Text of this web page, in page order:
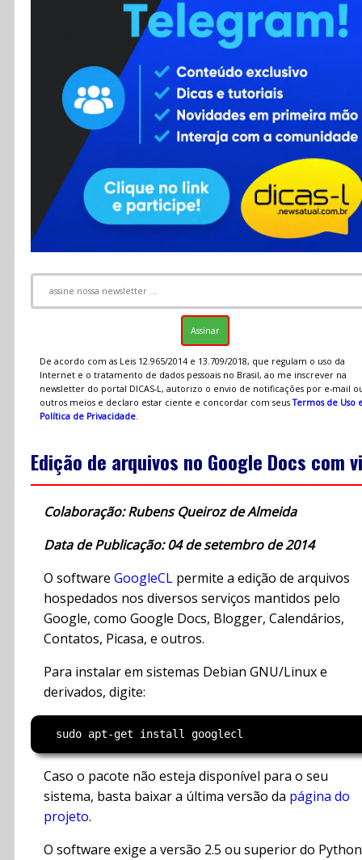
Contato
RSS
De acordo com as Leis 12.965/2014 e 13.709/2018, que regulam o uso da
Internet e o tratamento de dados pessoais no Brasil, ao me inscrever na
newsletter do portal DICAS-L, autorizo o envio de notificações por e-mail
outros meios e declaro estar ciente e concordar com seusTermos de Uso
Política de Privacidade.
Edição de arquivos no Google Docs com
Colaboração: Rubens Queiroz de Almeida
Data de Publicação: 04 de setembro de 2014
O software GoogleCL permite a edição de arquivos
hospedados nos diversos serviços mantidos pelo
Google, como Google Docs, Blogger, Calendários,
Contatos, Picasa, e outros.
Para instalar em sistemas Debian GNU/Linux e
derivados, digite:
Caso o pacote não esteja disponível para o seu
sistema, basta baixar a última versão da página do
projeto.
O software exige a versão 2.5 ou superior do